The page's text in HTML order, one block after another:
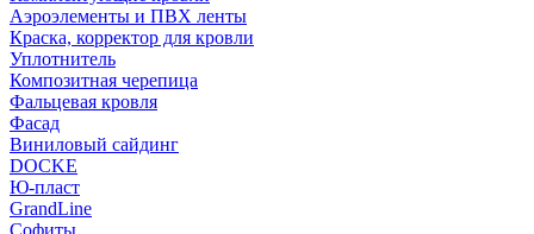
Аэроэлементы и ПВХ ленты
Краска, корректор для кровли
Уплотнитель
Композитная черепица
Фальцевая кровля
Фасад
Виниловый сайдинг
DOCKE
Ю-пласт
GrandLine
Софиты